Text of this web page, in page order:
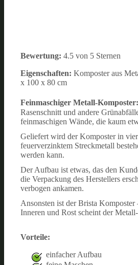
Bewertung: 4.5 von 5 Sternen
Eigenschaften: Komposter aus
x 100 x 80 cm
Feinmaschiger Metall-Komposter:
Rasenschnitt und andere
feinmaschigen Wände, die kaum
Geliefert wird der Komposter in
feuerverzinktem Streckmetall
werden kann.
Der Aufbau ist etwas, das den
die Verpackung des Herstellers
verbogen ankamen.
Ansonsten ist der Brista
Inneren und Rost scheint der
Vorteile:
einfacher Aufbau